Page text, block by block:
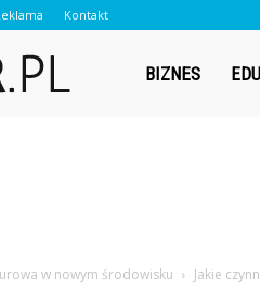
Kontakt
Contador.plBIZNES
w nowym środowisku Jakie